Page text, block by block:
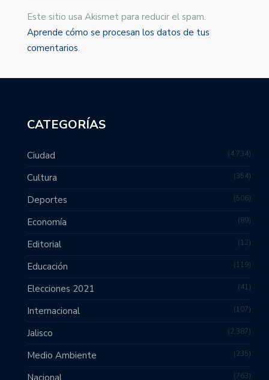
Este sitio usa Akismet para reducir el spam.
Aprende cómo se procesan los datos de tus
comentarios.
CATEGORÍAS
Ciudad 4,734
Cultura 354
Deportes 506
Economía 89
Editorial 12
Educación 119
Elecciones 2021 41
Internacional 107
Jalisco 2,387
Medio Ambiente 235
763